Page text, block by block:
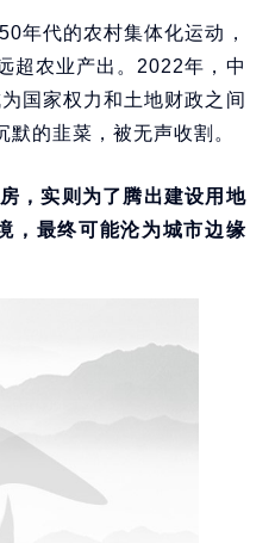
年代的农村集体化运动，
超农业产出。2022年，中
国家权力和土地财政之间
的韭菜，被无声收割。
，实则为了腾出建设用地
，最终可能沦为城市边缘